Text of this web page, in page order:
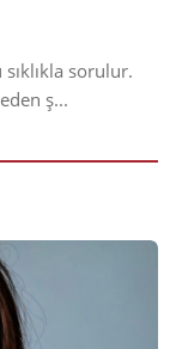
sorulur.
ş...